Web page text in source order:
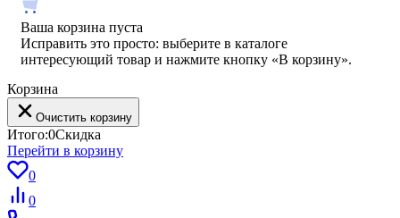
Ваша корзина пуста
Исправить это просто: выберите в каталоге
интересующий товар и нажмите кнопку «В корзину».
Корзина
Очистить корзину
Итого:0Скидка
Перейти в корзину
0
0